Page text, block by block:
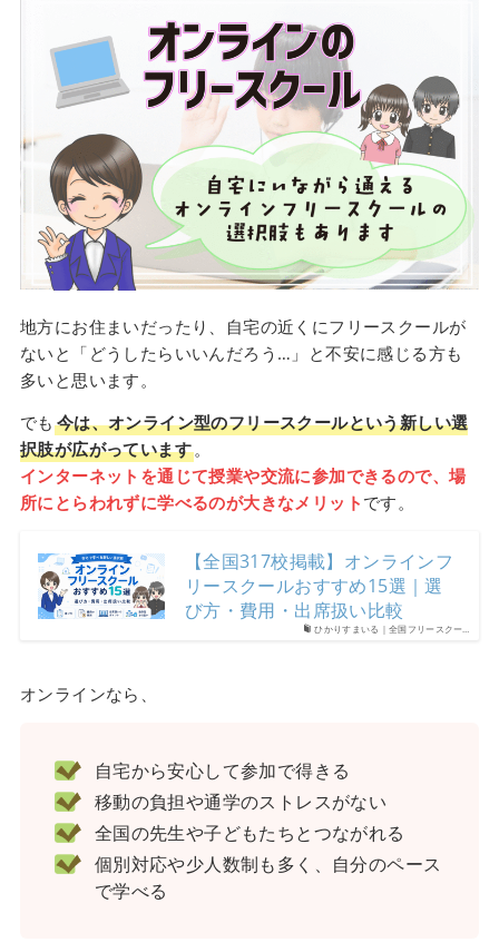
地方にお住まいだったり、自宅の近くにフリースクールが
ないと「どうしたらいいんだろう…」と不安に感じる方も
多いと思います。
でも 今は、オンライン型のフリースクールという新しい選
択肢が広がっています。
インターネットを通じて授業や交流に参加できるので、場
所にとらわれずに学べるのが大きなメリット です。
ひかりすまいる｜全国フリースクー…
【全国317校掲載】オンラインフ
リースクールおすすめ15選｜選
び方・費用・出席扱い比較
オンラインなら、
自宅から安心して参加で得きる
移動の負担や通学のストレスがない
全国の先生や子どもたちとつながれる
個別対応や少人数制も多く、自分のペース
で学べる